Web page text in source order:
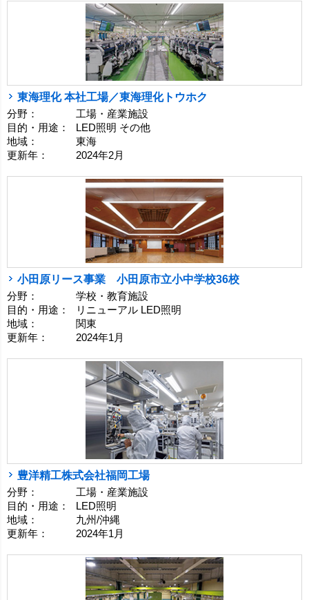
東海理化 本社工場／東海理化トウホク
分野：
工場・産業施設
目的・用途：
LED照明 その他
地域：
東海
更新年：
2024年2月
小田原リース事業 小田原市立小中学校36校
分野：
学校・教育施設
目的・用途：
リニューアル LED照明
地域：
関東
更新年：
2024年1月
豊洋精工株式会社福岡工場
分野：
工場・産業施設
目的・用途：
LED照明
地域：
九州/沖縄
更新年：
2024年1月